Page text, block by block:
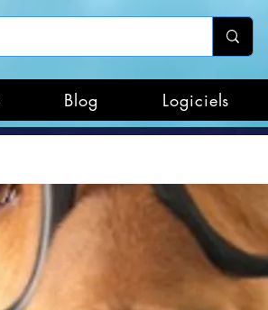
Blog Logiciels